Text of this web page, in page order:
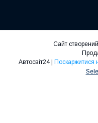
Сайт
Автосвіт24 | Поскаржитися